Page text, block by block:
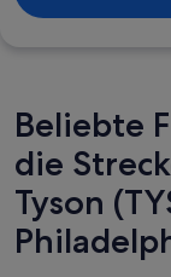
Beliebte
die
Tyson